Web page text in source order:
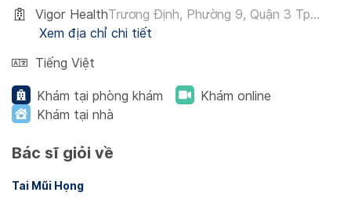
Vigor HealthTrương Định, Phường 9, Quận 3 Tp...
Xem địa chỉ chi tiết
Tiếng Việt
Khám tại phòng khám
Khám online
Khám tại nhà
Bác sĩ giỏi về
Tai Mũi Họng